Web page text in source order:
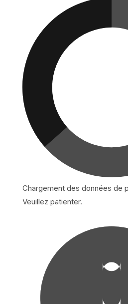
Chargement des données de
Veuillez patienter.